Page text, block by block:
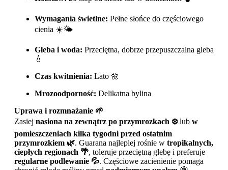
Wymagania świetlne: Pełne słońce do częściowego
cienia ☀️🌤️
Gleba i woda: Przeciętna, dobrze przepuszczalna gleba
💧
Czas kwitnienia: Lato 🌼
Mrozoodporność: Delikatna bylina
Uprawa i rozmnażanie 🌱
Zasiej nasiona na zewnątrz po przymrozkach ❄️lub w
pomieszczeniach kilka tygodni przed ostatnim
przymrozkiem 🌿. Guarana najlepiej rośnie w tropikalnych,
ciepłych regionach 🌴, toleruje przeciętną glebę i preferuje
regularne podlewanie 💦. Częściowe zacienienie pomaga